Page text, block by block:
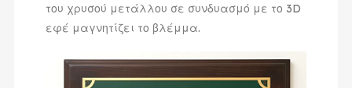
του χρυσού μετάλλου σε συνδυασμό με το 3D
εφέ μαγνητίζει το βλέμμα.